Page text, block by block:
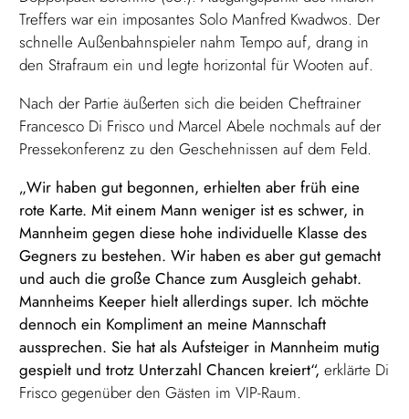
Treffers war ein imposantes Solo Manfred Kwadwos. Der
schnelle Außenbahnspieler nahm Tempo auf, drang in
den Strafraum ein und legte horizontal für Wooten auf.
Nach der Partie äußerten sich die beiden Cheftrainer
Francesco Di Frisco und Marcel Abele nochmals auf der
Pressekonferenz zu den Geschehnissen auf dem Feld.
„Wir haben gut begonnen, erhielten aber früh eine
rote Karte. Mit einem Mann weniger ist es schwer, in
Mannheim gegen diese hohe individuelle Klasse des
Gegners zu bestehen. Wir haben es aber gut gemacht
und auch die große Chance zum Ausgleich gehabt.
Mannheims Keeper hielt allerdings super. Ich möchte
dennoch ein Kompliment an meine Mannschaft
aussprechen. Sie hat als Aufsteiger in Mannheim mutig
gespielt und trotz Unterzahl Chancen kreiert“,erklärte Di
Frisco gegenüber den Gästen im VIP-Raum.